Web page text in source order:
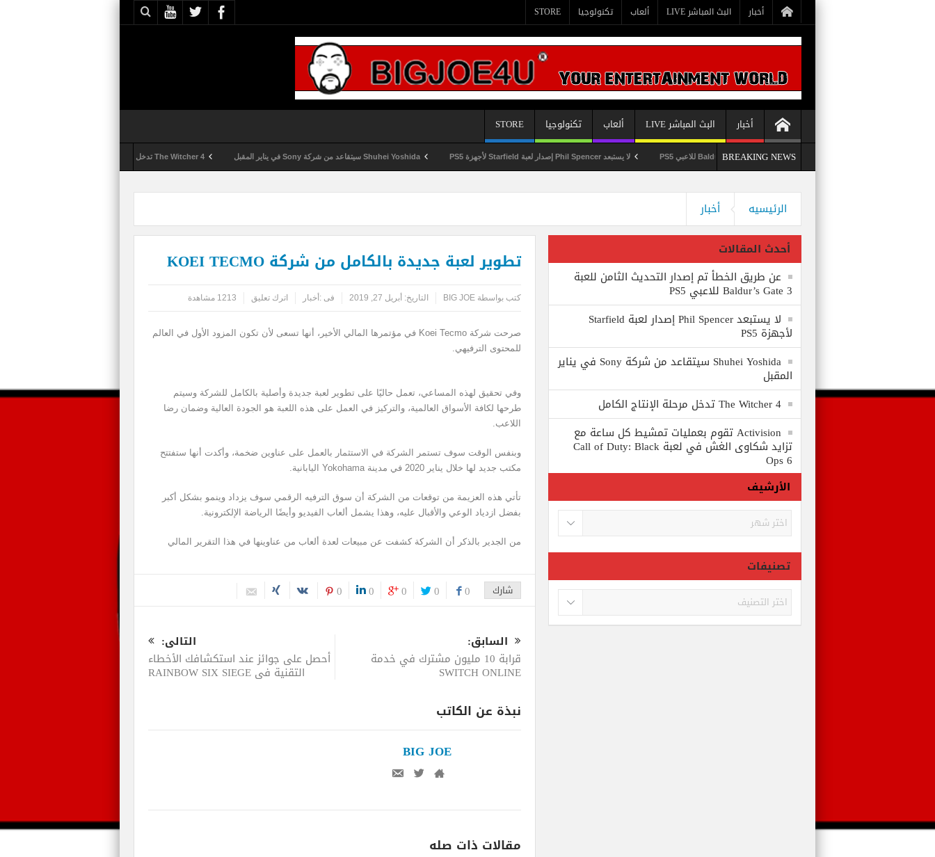
أخبار البث المباشر LIVE ألعاب تكنولوجيا STORE
أخبار البث المباشر LIVE ألعاب تكنولوجيا
STORE
BREAKING NEWSعن طريق الخطأ تم إصدار التحديث الثامن للعبة Baldur’s Gate 3 للاعبي PS5 لا يستبعد Phil Spencer إصدار لعبة Starfield لأجهزة PS5 Shuhei Yoshida سيتقاعد من شركة Sony في يناير المقبل The Witcher 4 تدخل مرحلة الإنتاج الكامل
الرئيسيه أخبار
تطوير لعبة جديدة بالكامل من شركة KOEI TECMO
كتب بواسطة BIG JOE التاريخ: أبريل 27, 2019 فى : أخبار اترك تعليق 1213 مشاهدة
صرحت شركة Koei Tecmo في مؤتمرها المالي الأخير، أنها تسعى لأن تكون المزود الأول في العالم
للمحتوى الترفيهي.
وفي تحقيق لهذه المساعي، تعمل حاليًا على تطوير لعبة جديدة وأصلية بالكامل للشركة وسيتم
طرحها لكافة الأسواق العالمية، والتركيز في العمل على هذه اللعبة هو الجودة العالية وضمان رضا
اللاعب.
وبنفس الوقت سوف تستمر الشركة في الاستثمار بالعمل على عناوين ضخمة، وأكدت أنها ستفتتح
مكتب جديد لها خلال يناير 2020 في مدينة Yokohama اليابانية.
تأتي هذه العزيمة من توقعات من الشركة أن سوق الترفيه الرقمي سوف يزداد وينمو بشكل أكبر
بفضل ازدياد الوعي والأقبال عليه، وهذا يشمل ألعاب الفيديو وأيضًا الرياضة الإلكترونية.
من الجدير بالذكر أن الشركة كشفت عن مبيعات لعدة ألعاب من عناوينها في هذا التقرير المالي
شارك 0
0
0
0
0
السابق:
قرابة 10 مليون مشترك في خدمة
SWITCH ONLINE
التالى:
أحصل على جوائز عند استكشافك الأخطاء
التقنية في RAINBOW SIX SIEGE
نبذة عن الكاتب
BIG JOE
مقالات ذات صله
أحدث المقالات
عن طريق الخطأ تم إصدار التحديث الثامن للعبة
Baldur’s Gate 3 للاعبي PS5
لا يستبعد Phil Spencer إصدار لعبة Starfield
لأجهزة PS5
Shuhei Yoshida سيتقاعد من شركة Sony في يناير
المقبل
The Witcher 4 تدخل مرحلة الإنتاج الكامل
Activision تقوم بعمليات تمشيط كل ساعة مع
تزايد شكاوى الغش في لعبة Call of Duty: Black
Ops 6
الأرشيف
الأرشيف
تصنيفات
تصنيفات